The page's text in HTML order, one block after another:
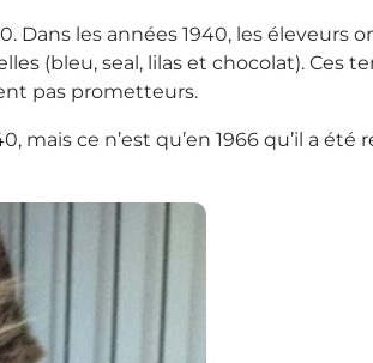
Dans les années 1940, les
(bleu, seal, lilas et chocolat). Ces
pas prometteurs.
mais ce n’est qu’en 1966 qu’il a